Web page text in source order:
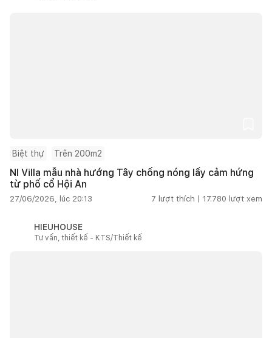
Biệt thự Trên 200m2
NI Villa mẫu nhà hướng Tây chống nóng lấy cảm hứng
từ phố cổ Hội An
27/06/2026, lúc 20:13 7 lượt thích | 17.780 lượt xem
HIEUHOUSE
Tư vấn, thiết kế - KTS/Thiết kế